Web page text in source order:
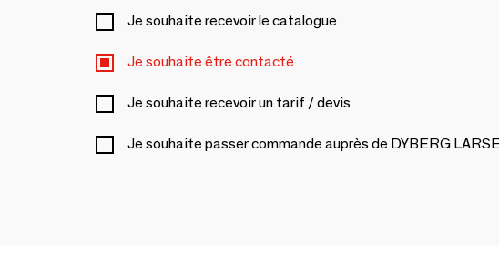
Je souhaite recevoir le catalogue
Je souhaite être contacté
Je souhaite recevoir un tarif / devis
Je souhaite passer commande auprès de DYBERG